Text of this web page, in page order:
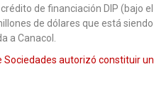
de financiación DIP (bajo
de dólares que está
a Canacol.
Sociedades autorizó constituir